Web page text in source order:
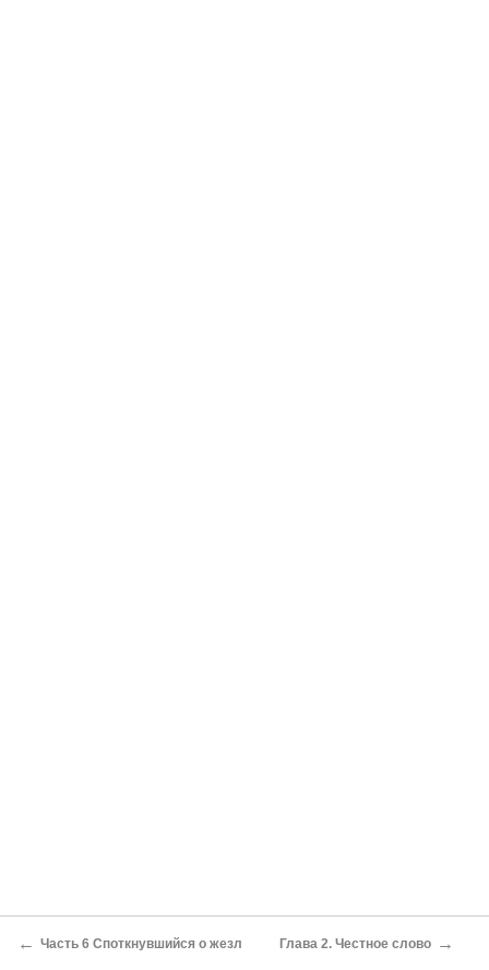
← Часть 6 Споткнувшийся о жезл Глава 2. Честное слово →